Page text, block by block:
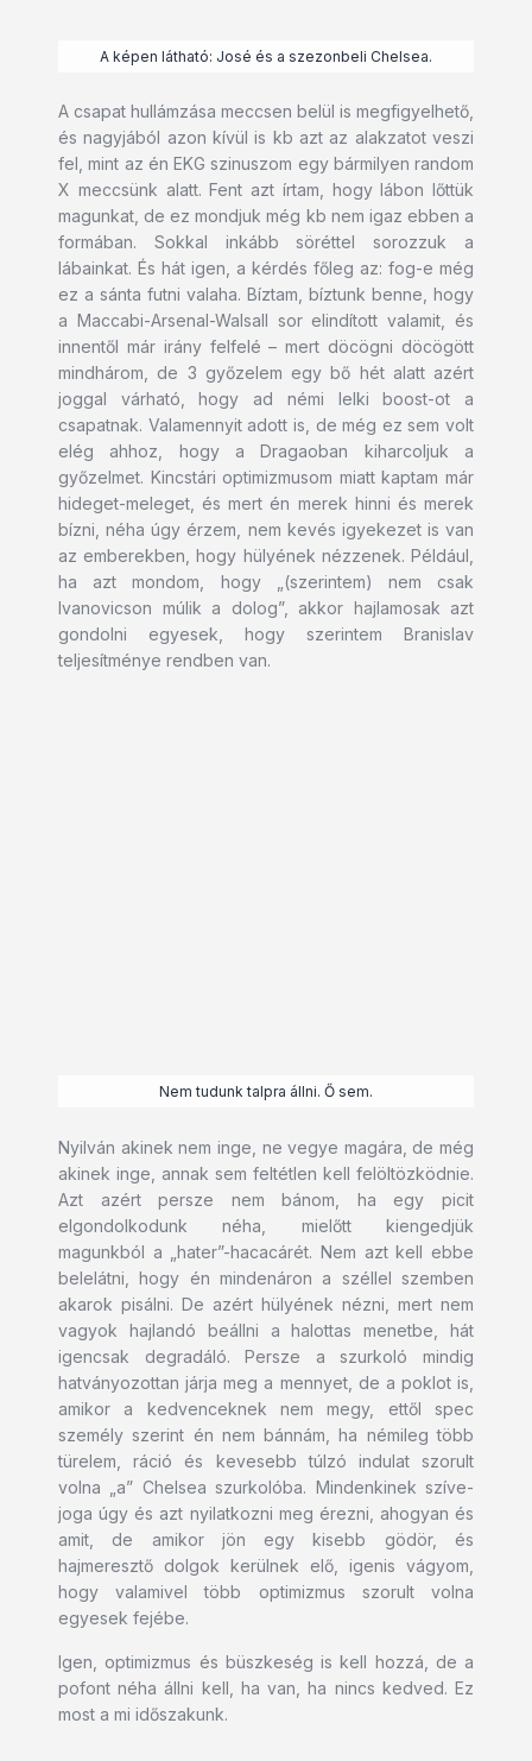
A képen látható: José és a szezonbeli Chelsea.
A csapat hullámzása meccsen belül is megfigyelhető,
és nagyjából azon kívül is kb azt az alakzatot veszi
fel, mint az én EKG szinuszom egy bármilyen random
X meccsünk alatt. Fent azt írtam, hogy lábon lőttük
magunkat, de ez mondjuk még kb nem igaz ebben a
formában. Sokkal inkább söréttel sorozzuk a
lábainkat. És hát igen, a kérdés főleg az: fog-e még
ez a sánta futni valaha. Bíztam, bíztunk benne, hogy
a Maccabi-Arsenal-Walsall sor elindított valamit, és
innentől már irány felfelé – mert döcögni döcögött
mindhárom, de 3 győzelem egy bő hét alatt azért
joggal várható, hogy ad némi lelki boost-ot a
csapatnak. Valamennyit adott is, de még ez sem volt
elég ahhoz, hogy a Dragaoban kiharcoljuk a
győzelmet. Kincstári optimizmusom miatt kaptam már
hideget-meleget, és mert én merek hinni és merek
bízni, néha úgy érzem, nem kevés igyekezet is van
az emberekben, hogy hülyének nézzenek. Például,
ha azt mondom, hogy „(szerintem) nem csak
Ivanovicson múlik a dolog”, akkor hajlamosak azt
gondolni egyesek, hogy szerintem Branislav
teljesítménye rendben van.
Nem tudunk talpra állni. Ő sem.
Nyilván akinek nem inge, ne vegye magára, de még
akinek inge, annak sem feltétlen kell felöltözködnie.
Azt azért persze nem bánom, ha egy picit
elgondolkodunk néha, mielőtt kiengedjük
magunkból a „hater”-hacacárét. Nem azt kell ebbe
belelátni, hogy én mindenáron a széllel szemben
akarok pisálni. De azért hülyének nézni, mert nem
vagyok hajlandó beállni a halottas menetbe, hát
igencsak degradáló. Persze a szurkoló mindig
hatványozottan járja meg a mennyet, de a poklot is,
amikor a kedvenceknek nem megy, ettől spec
személy szerint én nem bánnám, ha némileg több
türelem, ráció és kevesebb túlzó indulat szorult
volna „a” Chelsea szurkolóba. Mindenkinek szíve-
joga úgy és azt nyilatkozni meg érezni, ahogyan és
amit, de amikor jön egy kisebb gödör, és
hajmeresztő dolgok kerülnek elő, igenis vágyom,
hogy valamivel több optimizmus szorult volna
egyesek fejébe.
Igen, optimizmus és büszkeség is kell hozzá, de a
pofont néha állni kell, ha van, ha nincs kedved. Ez
most a mi időszakunk.